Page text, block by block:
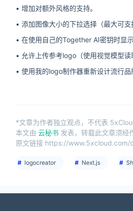
• 增加对额外风格的支持。
• 添加图像大小的下拉选择（最大可
• 在使用自己的Together AI密钥时显示
• 允许上传参考logo（使用视觉模型读
• 使用我的logo制作器重新设计流行品
*文章为作者独立观点，不代表
本文由 云秘书 发表，转载此文章须经
原文链接 https://www.5xcloud.com/
logocreator Next.js